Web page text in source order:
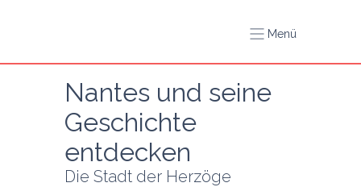
Menü
Nantes und seine
Geschichte
entdecken
Die Stadt der Herzöge